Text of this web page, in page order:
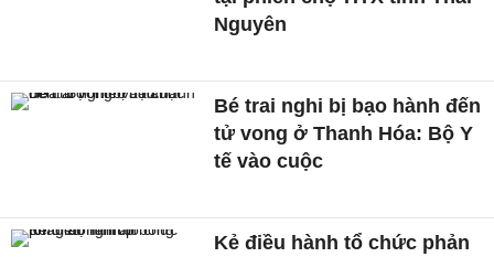
Nguyên
Bé trai nghi bị bạo hành đến
tử vong ở Thanh Hóa: Bộ Y
tế vào cuộc
Kẻ điều hành tổ chức phản